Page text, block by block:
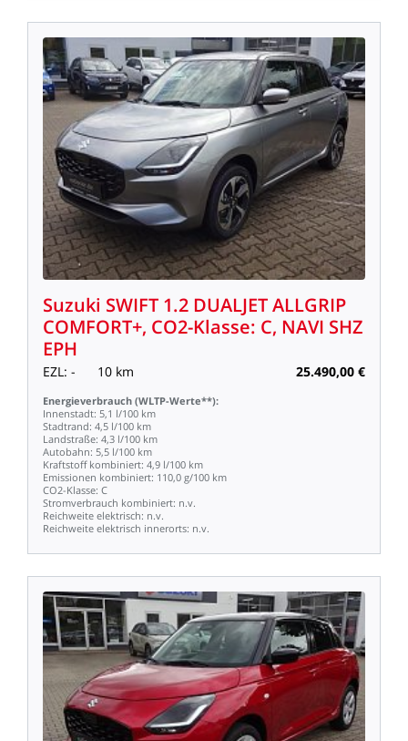
Suzuki SWIFT 1.2 DUALJETALLGRIP
COMFORT+, CO2-Klasse: C, NAVI SHZ
EPH
EZL: - 10 km 25.490,00 €
Energieverbrauch (WLTP-Werte**):
Innenstadt: 5,1 l/100 km
Stadtrand: 4,5 l/100 km
Landstraße: 4,3 l/100 km
Autobahn: 5,5 l/100 km
Kraftstoff kombiniert: 4,9 l/100 km
Emissionen kombiniert: 110,0 g/100 km
CO2-Klasse: C
Stromverbrauch kombiniert: n.v.
Reichweite elektrisch: n.v.
Reichweite elektrisch innerorts: n.v.